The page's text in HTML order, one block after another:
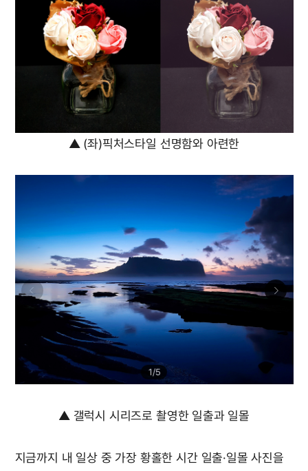
▲ (좌)픽처스타일 선명함와 아련한
1/5
▲ 갤럭시 시리즈로 촬영한 일출과 일몰
지금까지 내 일상 중 가장 황홀한 시간 일출·일몰 사진을